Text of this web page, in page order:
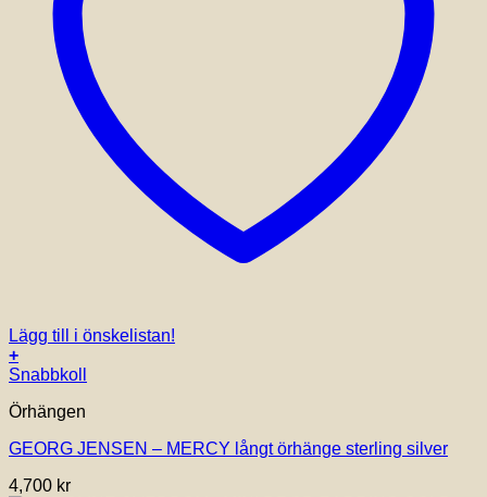
Lägg till i önskelistan!
+
Snabbkoll
Örhängen
GEORG JENSEN – MERCY långt örhänge sterling silver
4,700 kr